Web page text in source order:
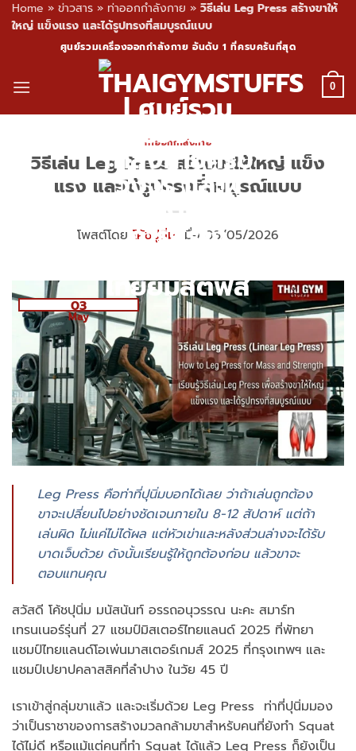
Home » ข่าวสาร » ท่าออกกำลังกาย » วิธีเล่น Leg Press สร้างขาให้
ใหญ่ แข็งแรง และได้รูปทรงที่สมบูรณ์แบบ
content
ศูนย์รวมเครื่องออกกำลังกาย อันดับ 1 ที่ครบครันที่สุด
0
ท่าออกกำลังกาย
วิธีเล่น Leg Press สร้างขาให้ใหญ่ แข็ง
แรง และได้รูปทรงที่สมบูรณ์แบบ
โพสต์โดย โค้ชปูนิ่ม เมื่อ 03/05/2026
03
May
Leg Press คือท่าที่ปุนิ่มบอกได้เลย ว่าถ้าเล่นถูกต้อง
ขาจะเปลี่ยนไปอย่างชัดเจนภายใน 8-12 สัปดาห์ แต่ถ้า
เล่นผิด ไม่แค่ไม่ได้ผล แต่หัวเข่าและหลังส่วนล่างจะได้รับ
บาดเจ็บด้วย ดังนั้นเรียนรู้ให้ถูกต้องก่อน แล้วขาจะ
ตอบแทนคุณ
สวัสดี โค้ชปุนิ่ม มนัสนันท์ อรรถอนุวรรณ นะคะ สมาร์ท
เทรนเนอร์รุ่นที่ 27 แชมป์มิสเตอร์ไทยแลนด์ 2025 ที่พัทยา
แชมป์ไทยแลนด์โอเพ่นมาสเตอร์เกมส์ 2025 ที่กรุงเทพฯ และ
แชมป์เปยาปคลาสสิคที่ลำปาง ในวัย 45 ปี
เราเข้าสู่กลุ่มขาแล้ว และจะเริ่มด้วย Leg Press ท่าที่ปุนิ่มมอง
ว่าเป็นราชาของการสร้างมวลกล้ามขาสำหรับคนที่ยังทำ Squat
ได้ไม่ดี หรือแม้แต่คนที่ทำ Squat ได้แล้ว Leg Press ก็ยังเป็น